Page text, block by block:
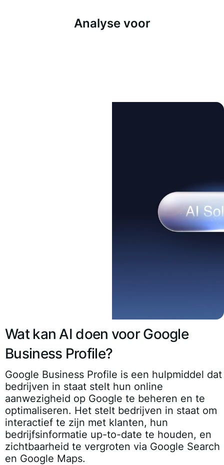
Analyse voor
Wat kan AI doen voor Google
Business Profile?
Google Business Profile is een hulpmiddel dat
bedrijven in staat stelt hun online
aanwezigheid op Google te beheren en te
optimaliseren. Het stelt bedrijven in staat om
interactief te zijn met klanten, hun
bedrijfsinformatie up-to-date te houden, en
zichtbaarheid te vergroten via Google Search
en Google Maps.